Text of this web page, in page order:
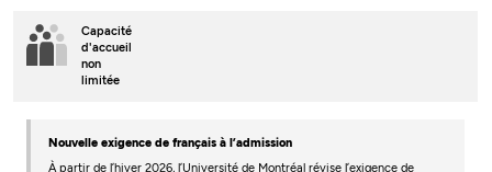
Capacité
d'accueil
non
limitée
Nouvelle exigence de français à l’admission
À partir de l’hiver 2026, l’Université de Montréal révise l’exigence de